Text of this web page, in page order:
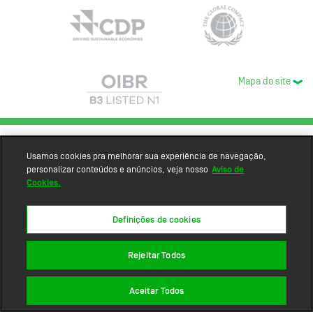
Mapa do site
Usamos cookies pra melhorar sua experiência de navegação,
personalizar conteúdos e anúncios, veja nosso Aviso de
Cookies.
Definições de cookies
Rejeitar Todos
Aceitar Todos